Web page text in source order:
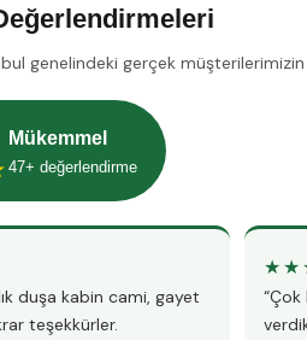
genelindeki gerçek
Mükemmel
47+ değerlendirme
duşa kabin cami, gayet
teşekkürler.
“Çok